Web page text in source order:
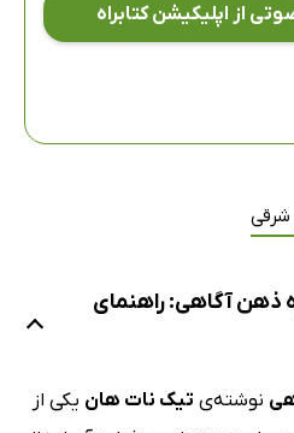
از اپلیکیشن کتابراه
شرقی
ذهن آگاهی: راهنمای
نوشته‌ی تیک نات هان یکی از